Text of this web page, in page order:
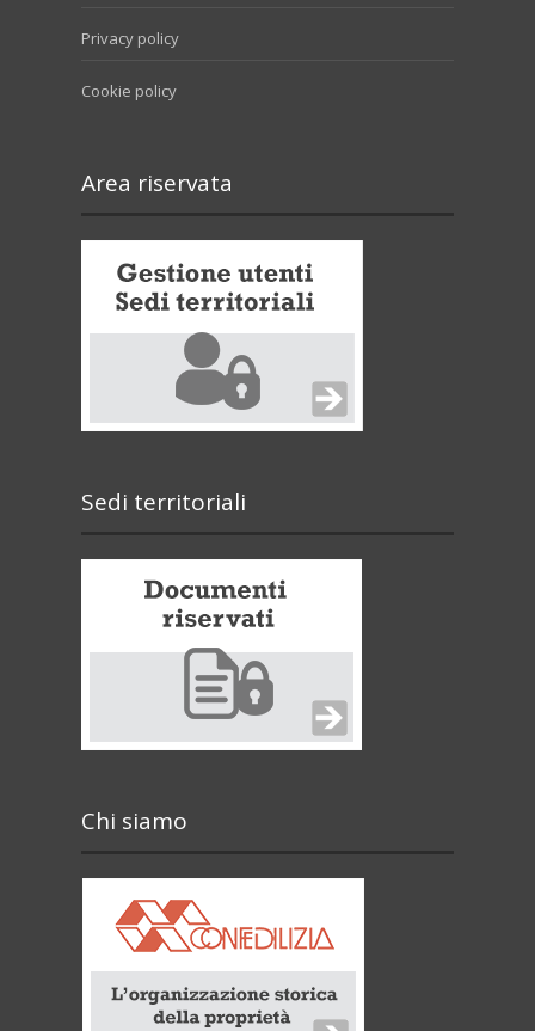
Privacy policy
Cookie policy
Area riservata
Sedi territoriali
Chi siamo